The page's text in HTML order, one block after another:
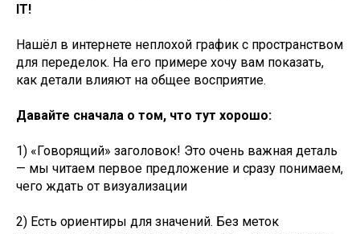
IT!
Нашёл в интернете неплохой график с пространством
для переделок. На его примере хочу вам показать,
как детали влияют на общее восприятие.
Давайте сначала о том, что тут хорошо:
1) «Говорящий» заголовок! Это очень важная деталь
— мы читаем первое предложение и сразу понимаем,
чего ждать от визуализации
2) Есть ориентиры для значений. Без меток